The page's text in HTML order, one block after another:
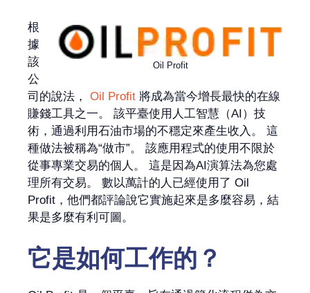
Oil Profit
根
據
該
公
司的說法， Oil Profit 將成為當今增長最快的在線
賺錢工具之一。 該平臺使用人工智慧（AI）技
術，通過利用石油市場的不穩定來產生收入。 這
種做法被稱為“做市”。 該應用程式的使用不限於
從事專業交易的個人。 這是因為AI演算法為您處
理所有交易。 數以萬計的人已經使用了 Oil
Profit，他們都評論說它實施起來是多麼容易，結
果是多麼有利可圖。
它是如何工作的？